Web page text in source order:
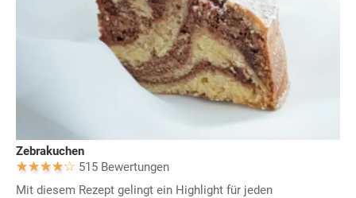
Zebrakuchen
515 Bewertungen
Mit diesem Rezept gelingt ein Highlight für jeden